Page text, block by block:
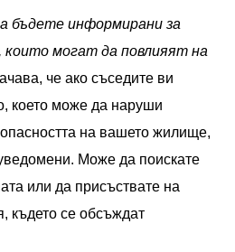
бъдете информирани за
могат да повлияят на
че ако съседите ви
което може да наруши
на вашето жилище,
Може да поискате
или да присъствате на
където се обсъждат